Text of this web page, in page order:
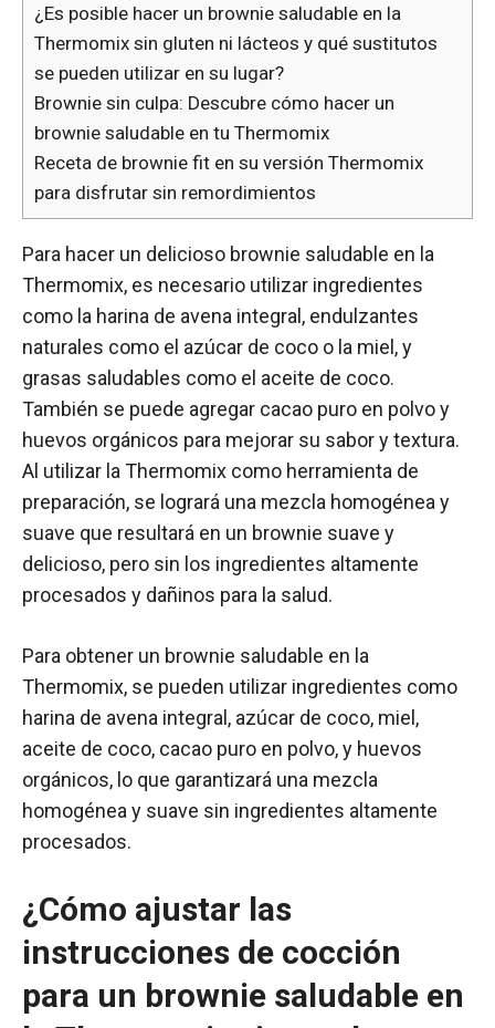
¿Es posible hacer un brownie saludable en la
Thermomix sin gluten ni lácteos y qué sustitutos
se pueden utilizar en su lugar?
Brownie sin culpa: Descubre cómo hacer un
brownie saludable en tu Thermomix
Receta de brownie fit en su versión Thermomix
para disfrutar sin remordimientos
Para hacer un delicioso brownie saludable en la
Thermomix, es necesario utilizar ingredientes
como la harina de avena integral, endulzantes
naturales como el azúcar de coco o la miel, y
grasas saludables como el aceite de coco.
También se puede agregar cacao puro en polvo y
huevos orgánicos para mejorar su sabor y textura.
Al utilizar la Thermomix como herramienta de
preparación, se logrará una mezcla homogénea y
suave que resultará en un brownie suave y
delicioso, pero sin los ingredientes altamente
procesados y dañinos para la salud.
Para obtener un brownie saludable en la
Thermomix, se pueden utilizar ingredientes como
harina de avena integral, azúcar de coco, miel,
aceite de coco, cacao puro en polvo, y huevos
orgánicos, lo que garantizará una mezcla
homogénea y suave sin ingredientes altamente
procesados.
¿Cómo ajustar las
instrucciones de cocción
para un brownie saludable en